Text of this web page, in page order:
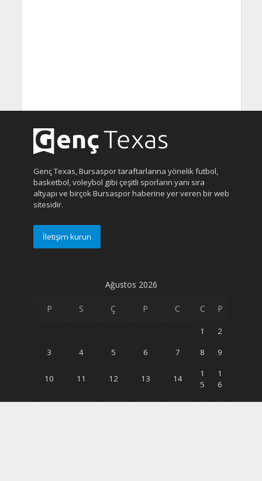
Genç Texas, Bursaspor taraftarlarına yönelik futbol,
basketbol, voleybol gibi çeşitli sporların yanı sıra
altyapı ve birçok Bursaspor haberine yer veren bir web
sitesidir.
İletişim kurun
Ağustos 2026
P S Ç P C C P
1
2
3
4 5 6 7 8 9
10 11 12 13 14
1
5
1
6
2
2